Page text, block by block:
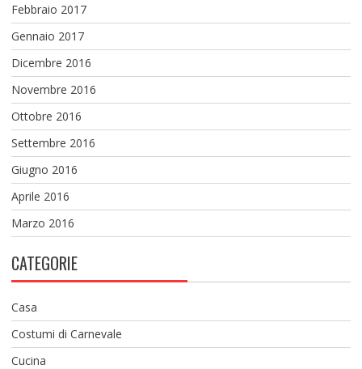
Febbraio 2017
Gennaio 2017
Dicembre 2016
Novembre 2016
Ottobre 2016
Settembre 2016
Giugno 2016
Aprile 2016
Marzo 2016
CATEGORIE
Casa
Costumi di Carnevale
Cucina